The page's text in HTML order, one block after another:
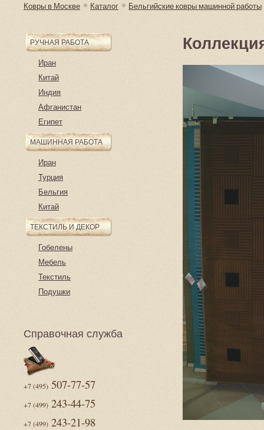
Ковры в Москве Каталог Бельгийские ковры машинной работы
РУЧНАЯ РАБОТА
Иран
Китай
Индия
Афганистан
Египет
МАШИННАЯ РАБОТА
Иран
Турция
Бельгия
Китай
ТЕКСТИЛЬ И ДЕКОР
Гобелены
Мебель
Текстиль
Подушки
Справочная служба
+7 (495) 507-77-57
+7 (499) 243-44-75
+7 (499) 243-21-98